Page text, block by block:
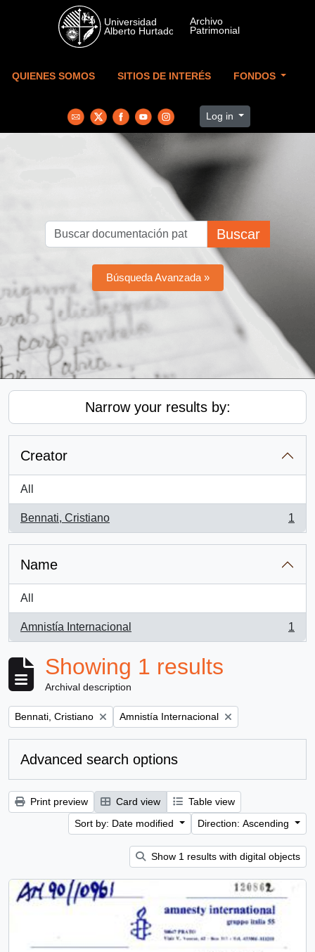
Skip to main content
QUIENES SOMOS SITIOS DE INTERÉS FONDOS
Log in
Buscar
Búsqueda Avanzada »
Narrow your results by:
Creator
All
Bennati, Cristiano
, 1 results
1
Name
All
Amnistía Internacional
, 1 results
1
Showing 1 results
Archival description
Remove filter:
Bennati, Cristiano Remove filter:
Amnistía Internacional
Advanced search options
Print preview Card view
Table view
Sort by: Date modified
Direction: Ascending
Show 1 results with digital objects